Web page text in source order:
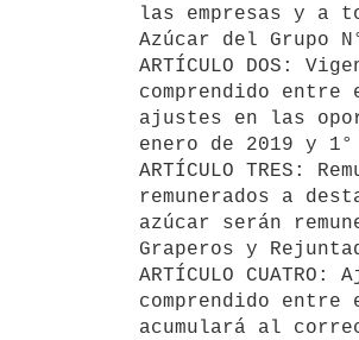
las empresas y a
Azúcar del Grupo
ARTÍCULO DOS:
comprendido
ajustes en las
enero de 2019 y
ARTÍCULO TRES:
remunerados a
azúcar serán
Graperos y
ARTÍCULO
comprendido
acumulará al